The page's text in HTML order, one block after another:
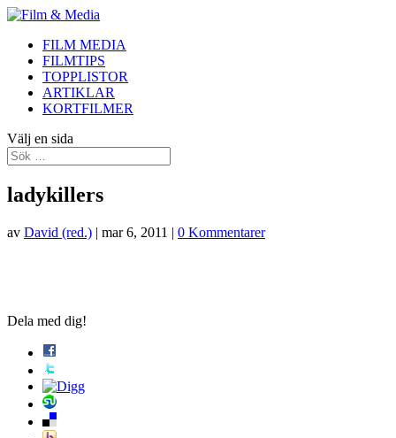
FILM MEDIA
FILMTIPS
TOPPLISTOR
ARTIKLAR
KORTFILMER
Välj en sida
ladykillers
av David (red.) | mar 6, 2011 | 0 Kommentarer
Dela med dig!